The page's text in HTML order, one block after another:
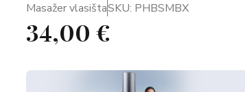
Masažer vlasištaSKU: PHBSMBX
34,00 €